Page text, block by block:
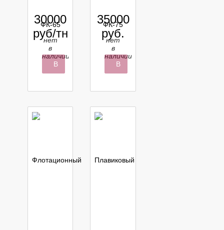
30000
руб/тн
нет
в
наличии
В
35000
руб.
нет
в
наличии
В